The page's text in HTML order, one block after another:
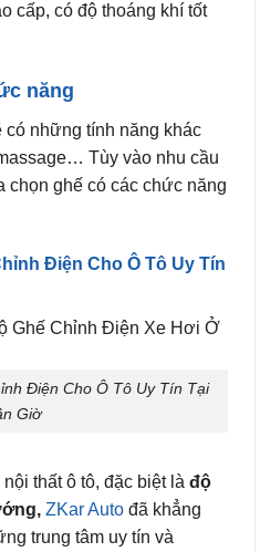
cấp, có độ thoáng khí tốt
năng
có những tính năng khác
Tùy vào nhu cầu
chọn ghế có các chức năng
Điện Cho Ô Tô Uy Tín
Điện Cho Ô Tô Uy Tín Tại
Giờ
thất ô tô, đặc biệt là độ
ZKar Auto đã khẳng
trung tâm uy tín và